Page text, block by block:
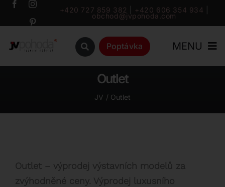
Přeskočit
+420 727 859 382 +420 606 354 934
obchod@jvpohoda.com
Poptávka MENU
Úvod
Značky
Outlet
JV Outlet
Outlet – výprodej výstavních modelů za
zvýhodněné ceny. Výprodej luxusního